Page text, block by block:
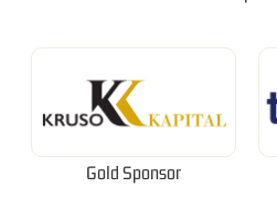
Gold Sponsor